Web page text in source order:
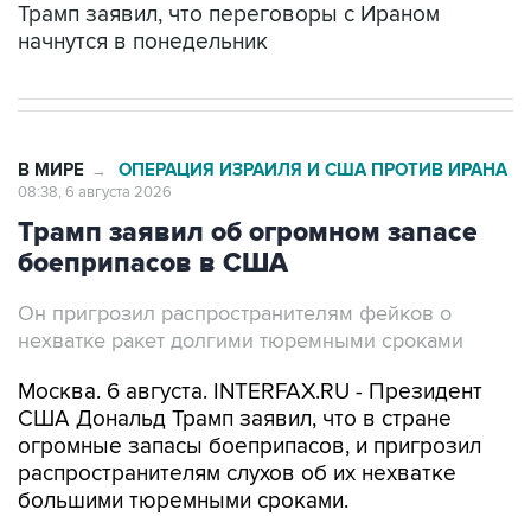
Трамп заявил, что переговоры с Ираном
начнутся в понедельник
В МИРЕ → ОПЕРАЦИЯ ИЗРАИЛЯ И США ПРОТИВ ИРАНА
08:38, 6 августа 2026
Трамп заявил об огромном запасе
боеприпасов в США
Он пригрозил распространителям фейков о
нехватке ракет долгими тюремными сроками
Москва. 6 августа. INTERFAX.RU - Президент
США Дональд Трамп заявил, что в стране
огромные запасы боеприпасов, и пригрозил
распространителям слухов об их нехватке
большими тюремными сроками.